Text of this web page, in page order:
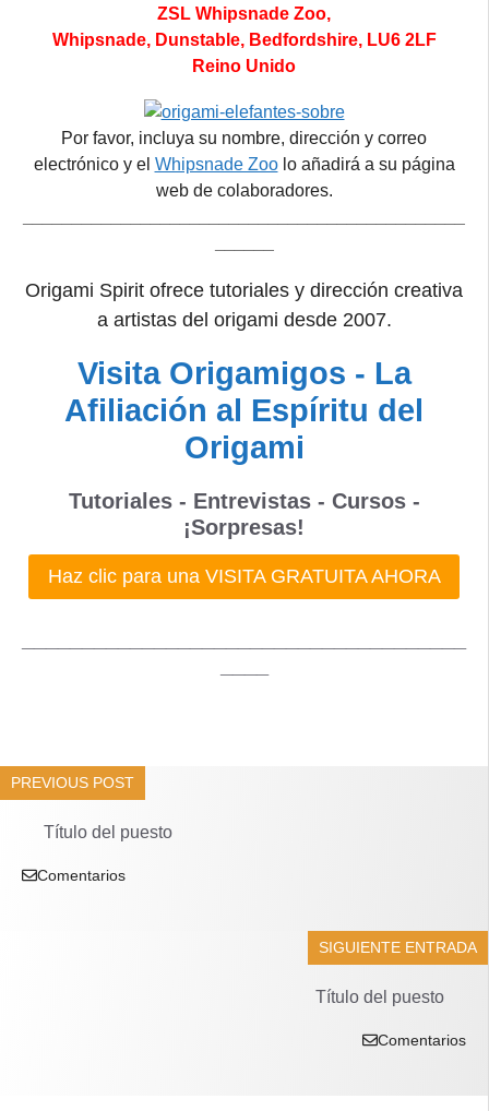
ZSL Whipsnade Zoo,
Whipsnade, Dunstable, Bedfordshire, LU6 2LF
Reino Unido
Por favor, incluya su nombre, dirección y correo
electrónico y el Whipsnade Zoolo añadirá a su página
web de colaboradores.
Origami Spirit ofrece tutoriales y dirección creativa
a artistas del origami desde 2007.
Visita Origamigos - La
Afiliación al Espíritu del
Origami
Tutoriales - Entrevistas - Cursos -
¡Sorpresas!
Haz clic para una VISITA GRATUITA AHORA
PREVIOUS POST
Título del puesto
Comentarios
SIGUIENTE ENTRADA
Título del puesto
Comentarios